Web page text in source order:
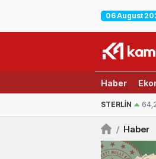
06 August
Haber
STERLIN
/ Haber